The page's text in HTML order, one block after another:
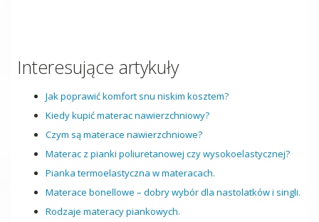
Interesujące artykuły
Jak poprawić komfort snu niskim kosztem?
Kiedy kupić materac nawierzchniowy?
Czym są materace nawierzchniowe?
Materac z pianki poliuretanowej czy wysokoelastycznej?
Pianka termoelastyczna w materacach.
Materace bonellowe – dobry wybór dla nastolatków i singli.
Rodzaje materacy piankowych.